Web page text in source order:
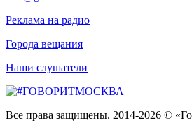
Реклама на радио
Города вещания
Наши слушатели
Все права защищены. 2014-2026 ©